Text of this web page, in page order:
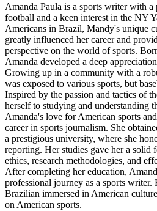
Amanda Paula is a sports writer with a
football and a keen interest in the NY
Americans in Brazil, Mandy's unique
greatly influenced her career and
perspective on the world of sports.
Amanda developed a deep
Growing up in a community with a
was exposed to various sports, but
Inspired by the passion and tactics of
herself to studying and understanding
Amanda's love for American sports
career in sports journalism. She
a prestigious university, where she
reporting. Her studies gave her a solid
ethics, research methodologies, and
After completing her education,
professional journey as a sports writer.
Brazilian immersed in American
on American sports.